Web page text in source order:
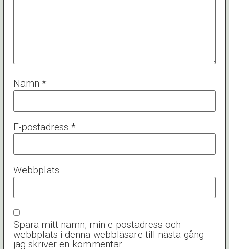
Namn *
E-postadress *
Webbplats
Spara mitt namn, min e-postadress och
webbplats i denna webbläsare till nästa gång
jag skriver en kommentar.